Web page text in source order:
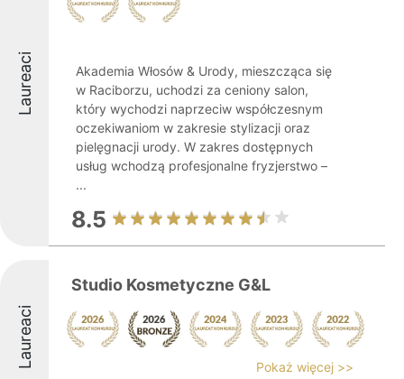
Laureaci
Akademia Włosów & Urody, mieszcząca się
w Raciborzu, uchodzi za ceniony salon,
który wychodzi naprzeciw współczesnym
oczekiwaniom w zakresie stylizacji oraz
pielęgnacji urody. W zakres dostępnych
usług wchodzą profesjonalne fryzjerstwo –
...
8.5
Laureaci
Studio Kosmetyczne G&L
Pokaż więcej >>